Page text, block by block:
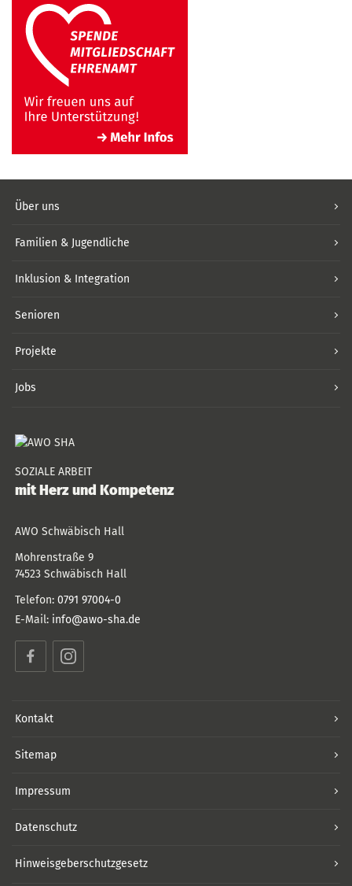
Über uns
Familien & Jugendliche
Inklusion & Integration
Senioren
Projekte
Jobs
SOZIALE ARBEIT
mit Herz und Kompetenz
AWO Schwäbisch Hall
Mohrenstraße 9
74523 Schwäbisch Hall
Telefon: 0791 97004-0
E-Mail: info@awo-sha.de
FacebookInstagram
Kontakt
Sitemap
Impressum
Datenschutz
Hinweisgeberschutzgesetz